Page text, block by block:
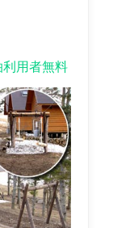
利用者無料